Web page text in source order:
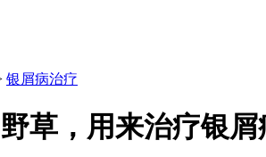
银屑病治疗
草，用来治疗银